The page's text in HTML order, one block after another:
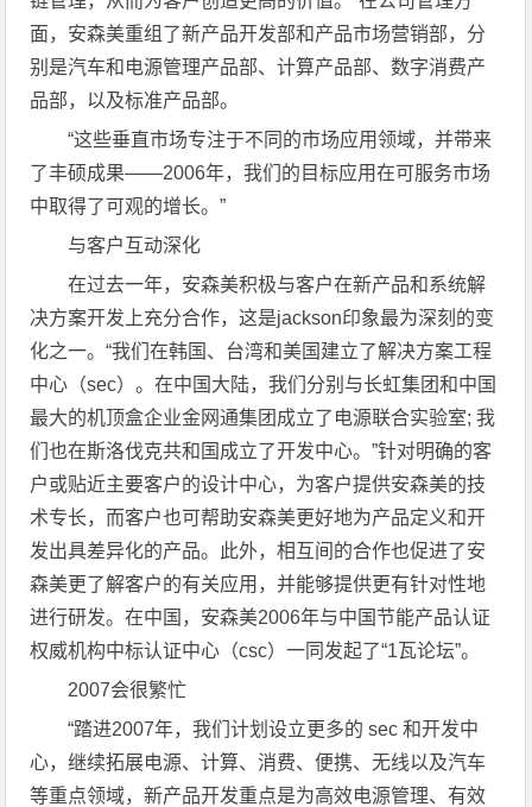
面，安森美重组了新产品开发部和产品市场营销部，分
别是汽车和电源管理产品部、计算产品部、数字消费产
品部，以及标准产品部。
“这些垂直市场专注于不同的市场应用领域，并带来
了丰硕成果——2006年，我们的目标应用在可服务市场
中取得了可观的增长。”
与客户互动深化
在过去一年，安森美积极与客户在新产品和系统解
决方案开发上充分合作，这是jackson印象最为深刻的变
化之一。“我们在韩国、台湾和美国建立了解决方案工程
中心（sec）。在中国大陆，我们分别与长虹集团和中国
最大的机顶盒企业金网通集团成立了电源联合实验室; 我
们也在斯洛伐克共和国成立了开发中心。”针对明确的客
户或贴近主要客户的设计中心，为客户提供安森美的技
术专长，而客户也可帮助安森美更好地为产品定义和开
发出具差异化的产品。此外，相互间的合作也促进了安
森美更了解客户的有关应用，并能够提供更有针对性地
进行研发。在中国，安森美2006年与中国节能产品认证
权威机构中标认证中心（csc）一同发起了“1瓦论坛”。
2007会很繁忙
“踏进2007年，我们计划设立更多的 sec 和开发中
心，继续拓展电源、计算、消费、便携、无线以及汽车
等重点领域，新产品开发重点是为高效电源管理、有效